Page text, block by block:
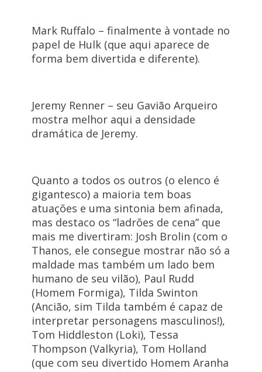
Mark Ruffalo – finalmente à vontade no
papel de Hulk (que aqui aparece de
forma bem divertida e diferente).
Jeremy Renner – seu Gavião Arqueiro
mostra melhor aqui a densidade
dramática de Jeremy.
Quanto a todos os outros (o elenco é
gigantesco) a maioria tem boas
atuações e uma sintonia bem afinada,
mas destaco os “ladrões de cena” que
mais me divertiram: Josh Brolin (com o
Thanos, ele consegue mostrar não só a
maldade mas também um lado bem
humano de seu vilão), Paul Rudd
(Homem Formiga), Tilda Swinton
(Ancião, sim Tilda também é capaz de
interpretar personagens masculinos!),
Tom Hiddleston (Loki), Tessa
Thompson (Valkyria), Tom Holland
(que com seu divertido Homem Aranha